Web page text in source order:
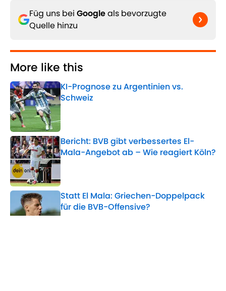
Füg uns bei Googleals bevorzugte
Quelle hinzu
More like this
KI-Prognose zu Argentinien vs.
Schweiz
Published by on Invalid Date
Bericht: BVB gibt verbessertes El-
Mala-Angebot ab – Wie reagiert Köln?
Published by on Invalid Date
Statt El Mala: Griechen-Doppelpack
für die BVB-Offensive?
Published by on Invalid Date